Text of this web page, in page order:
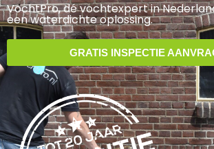
VochtPro, dé vochtexpert in
een waterdichte oplossing.
GRATIS INSPECTIE